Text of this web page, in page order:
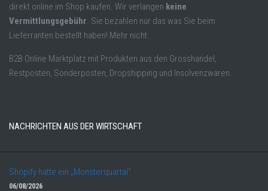
direkt online im Shop kaufen. Wir verlangen keine
Vermittlungsgebühr. Sie bezahlen nur das was Sie beim
Lieferranten bestellt haben! Mehr nicht.
B2B Online Marktplatz mit Produkten aus den Grosshandel,
Restposten, Sonderposten, Dropshipping und Insolvenzwaren.
NACHRICHTEN AUS DER WIRTSCHAFT
Shopify hatte ein „Monsterquartal“
06/08/2026